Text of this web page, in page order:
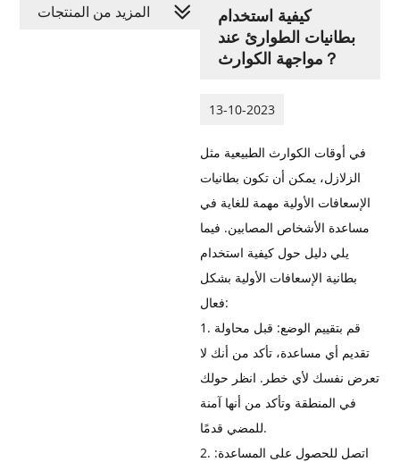
كيفية استخدام
بطانيات الطوارئ عند
مواجهة الكوارث？
13-10-2023
في أوقات الكوارث الطبيعية مثل
الزلازل، يمكن أن تكون بطانيات
الإسعافات الأولية مهمة للغاية في
مساعدة الأشخاص المصابين. فيما
يلي دليل حول كيفية استخدام
بطانية الإسعافات الأولية بشكل
فعال:
1. قم بتقييم الوضع: قبل محاولة
تقديم أي مساعدة، تأكد من أنك لا
تعرض نفسك لأي خطر. انظر حولك
في المنطقة وتأكد من أنها آمنة
للمضي قدمًا.
2. اتصل للحصول على المساعدة:
المزيد من المنتجات